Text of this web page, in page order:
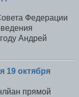
Федерации
Андрей
19 октября
прямой